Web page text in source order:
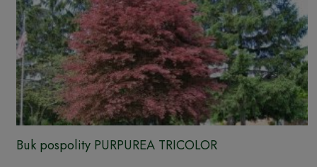
Buk pospolity PURPUREA TRICOLOR